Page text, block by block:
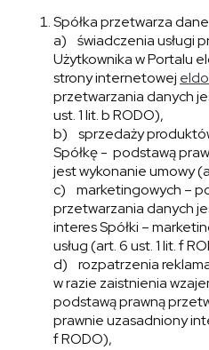
Spółka przetwarza
a) świadczenia usługi
Użytkownika w Portalu
strony internetowej
przetwarzania danych
ust. 1 lit. b RODO),
b) sprzedaży
Spółkę - podstawą
jest wykonanie umowy
c) marketingowych –
przetwarzania danych
interes Spółki –
usług (art. 6 ust. 1 lit. f
d) rozpatrzenia
w razie zaistnienia
podstawą prawną
prawnie uzasadniony
f RODO),